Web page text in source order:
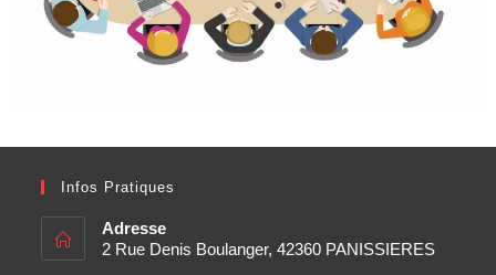
Infos Pratiques
Adresse
2 Rue Denis Boulanger, 42360 PANISSIERES